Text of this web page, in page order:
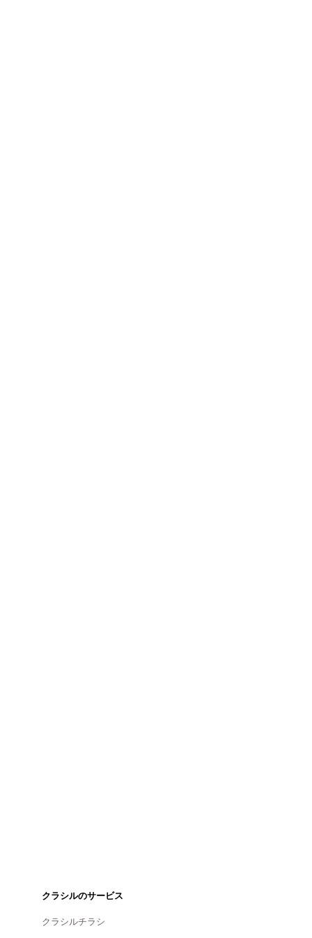
クラシルのサービス
クラシルチラシ